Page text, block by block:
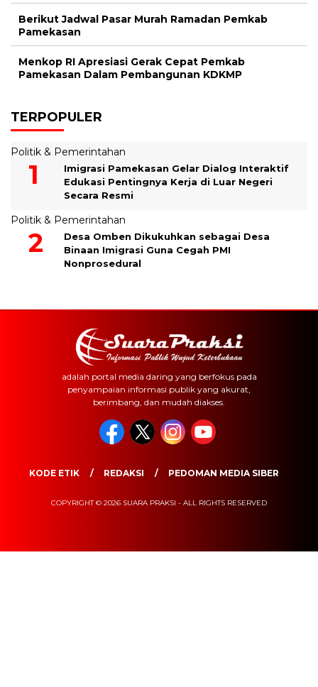
Berikut Jadwal Pasar Murah Ramadan Pemkab
Pamekasan
Menkop RI Apresiasi Gerak Cepat Pemkab
Pamekasan Dalam Pembangunan KDKMP
TERPOPULER
Politik & Pemerintahan
Imigrasi Pamekasan Gelar Dialog Interaktif
Edukasi Pentingnya Kerja di Luar Negeri
Secara Resmi
Politik & Pemerintahan
Desa Omben Dikukuhkan sebagai Desa
Binaan Imigrasi Guna Cegah PMI
Nonprosedural
adalah portal media daring yang berfokus pada
penyampaian informasi publik yang akurat,
berimbang, dan mudah diakses.
KODE ETIK REDAKSI PEDOMAN MEDIA SIBER
COPYRIGHT © 2026 SUARA PRAKSI - ALL RIGHTS RESERVED